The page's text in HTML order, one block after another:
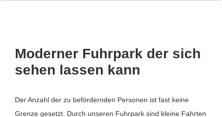
Moderner Fuhrpark der sich
sehen lassen kann
Der Anzahl der zu befördernden Personen ist fast keine
Grenze gesetzt. Durch unseren Fuhrpark sind kleine Fahrten